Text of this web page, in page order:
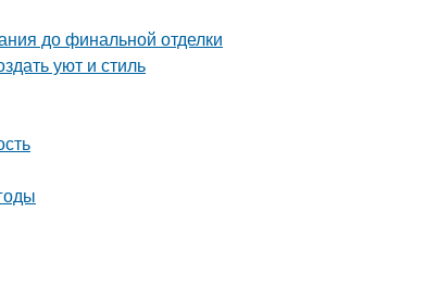
до финальной отделки
уют и стиль